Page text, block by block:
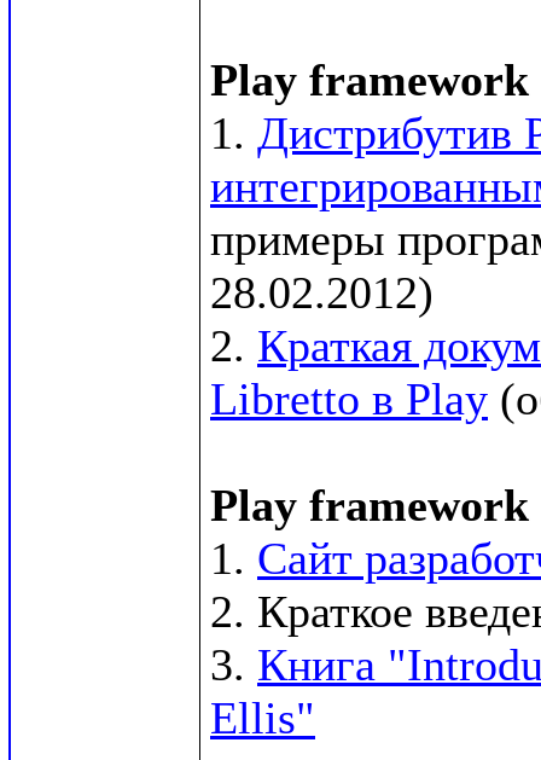
Play
1. Дистрибутив
примеры
28.02.2012)
2. Краткая
Libretto в Play
Play framework
1. Сайт
2. Краткое
3. Книга
Ellis"